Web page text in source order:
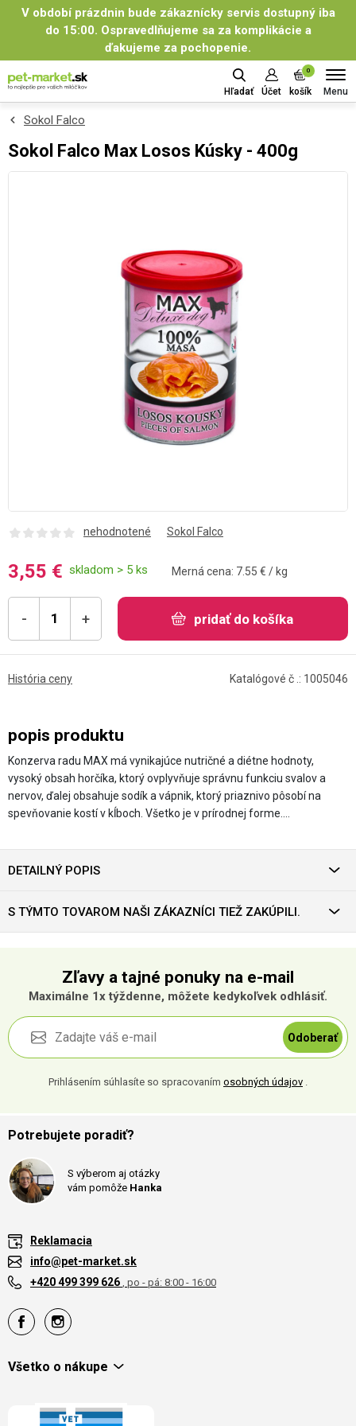
V období prázdnin bude zákaznícky servis dostupný iba
do 15:00. Ospravedlňujeme sa za komplikácie a
ďakujeme za pochopenie.
Hľadať Účet
0
košík Menu
Sokol Falco
Sokol Falco Max Losos Kúsky - 400g
nehodnotené Sokol Falco
popis produktu
Konzerva radu MAX má vynikajúce nutričné a diétne hodnoty,
vysoký obsah horčíka, ktorý ovplyvňuje správnu funkciu svalov a
nervov, ďalej obsahuje sodík a vápnik, ktorý priaznivo pôsobí na
spevňovanie kostí v kĺboch. Všetko je v prírodnej forme.…
3,55 € skladom > 5 ks Merná cena: 7.55 € / kg
- + pridať do košíka
História ceny Katalógové č .: 1005046
DETAILNÝ POPIS
S TÝMTO TOVAROM NAŠI ZÁKAZNÍCI TIEŽ ZAKÚPILI.
Zľavy a tajné ponuky na e-mail
Maximálne 1x týždenne, môžete kedykoľvek odhlásiť.
Odoberať
Prihlásením súhlasíte so spracovaním osobných údajov .
Potrebujete poradiť?
S výberom aj otázky
vám pomôže Hanka
Reklamacia
info@pet-market.sk
+420 499 399 626 , po - pá: 8:00 - 16:00
Všetko o nákupe